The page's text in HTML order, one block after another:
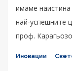
имаме
най-успешните
проф.
Иновации